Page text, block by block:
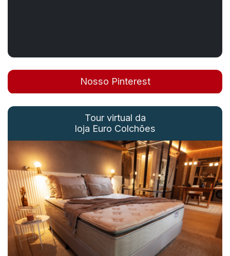
Nosso Pinterest
Tour virtual da
loja Euro Colchões